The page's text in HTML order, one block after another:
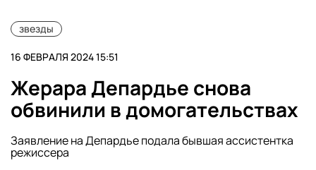
звезды
16 ФЕВРАЛЯ 2024 15:51
Жерара Депардье снова
обвинили в домогательствах
Заявление на Депардье подала бывшая ассистентка
режиссера